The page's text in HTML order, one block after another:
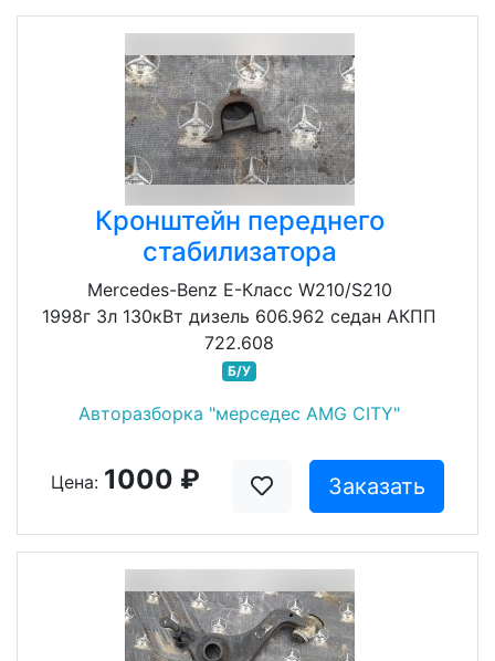
Кронштейн переднего
стабилизатора
Mercedes-Benz E-Класс W210/S210
1998г 3л 130кВт дизель 606.962 седан АКПП
722.608
Б/У
Авторазборка "мерседес AMG CITY"
Цена: 1000 ₽ Заказать